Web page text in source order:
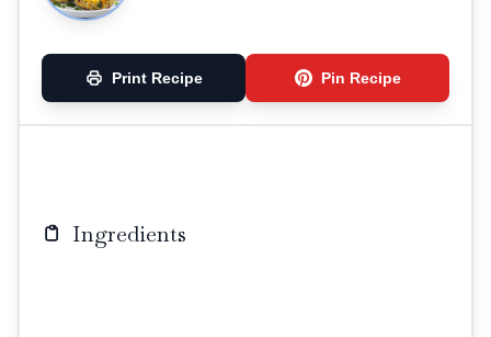
Print Recipe Pin Recipe
Ingredients